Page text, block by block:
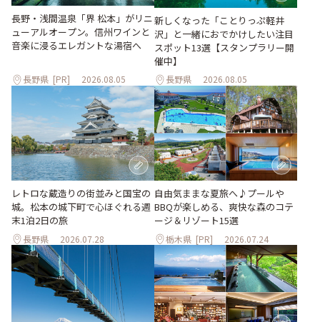
長野・浅間温泉「界 松本」がリニ
ューアルオープン。信州ワインと
音楽に浸るエレガントな湯宿へ
長野県 [PR] 2026.08.05
新しくなった「ことりっぷ軽井
沢」と一緒におでかけしたい注目
スポット13選【スタンプラリー開
催中】
長野県 2026.08.05
レトロな蔵造りの街並みと国宝の
城。松本の城下町で心ほぐれる週
末1泊2日の旅
長野県 2026.07.28
自由気ままな夏旅へ♪プールや
BBQが楽しめる、爽快な森のコテ
ージ＆リゾート15選
栃木県 [PR] 2026.07.24